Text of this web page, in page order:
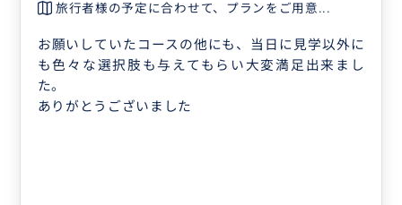
旅行者様の予定に合わせて、プランをご用意...
お願いしていたコースの他にも、当日に見学以外に
も色々な選択肢も与えてもらい大変満足出来まし
た。
ありがとうございました